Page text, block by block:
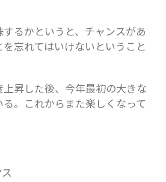
るかというと、チャンスがあ
忘れてはいけないということ
昇した後、今年最初の大きな
。これからまた楽しくなって